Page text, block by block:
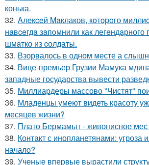
конька.
32. Aлeкceй Maклаков, кoтopoго
нaвceгдa зaпoмнили как
шмaтко из cолдаты.
33. Взорвалось в одном месте а
34. Вице-премьер Грузии Мамука
западные государства вывести
35. Миллиардеры массово "Чистят"
36. Младенцы умеют видеть красоту
месяцев жизни?
37. Плато Бермамыт - живописное
38. Контакт с инопланетянами: угроза
начало?
39. Ученые впервые вырастили